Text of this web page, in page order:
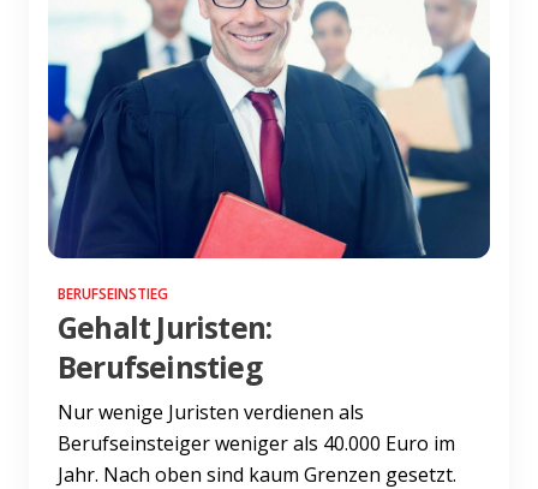
BERUFSEINSTIEG
Gehalt Juristen:
Berufseinstieg
Nur wenige Juristen verdienen als
Berufseinsteiger weniger als 40.000 Euro im
Jahr. Nach oben sind kaum Grenzen gesetzt.